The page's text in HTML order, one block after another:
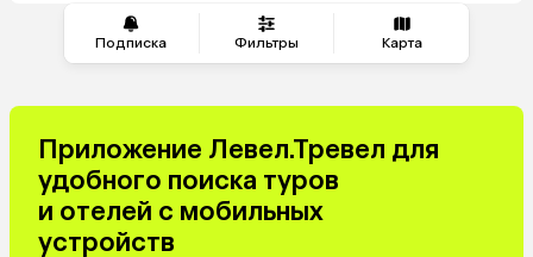
Подписка Фильтры Карта
Приложение Левел.Тревел для
удобного поиска туров
и отелей с мобильных
устройств